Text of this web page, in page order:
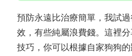
預防永遠比治療簡單，我試
效，有些純屬浪費錢。這裡
技巧，你可以根據自家狗狗的